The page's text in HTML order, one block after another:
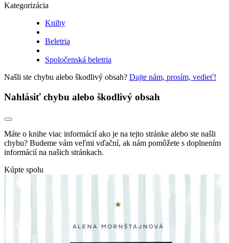
Kategorizácia
Knihy
Beletria
Spoločenská beletria
Našli ste chybu alebo škodlivý obsah? Dajte nám, prosím, vedieť!
Nahlásiť chybu alebo škodlivý obsah
Máte o knihe viac informácií ako je na tejto stránke alebo ste našli
chybu? Budeme vám veľmi vďační, ak nám pomôžete s doplnením
informácií na našich stránkach.
Kúpte spolu